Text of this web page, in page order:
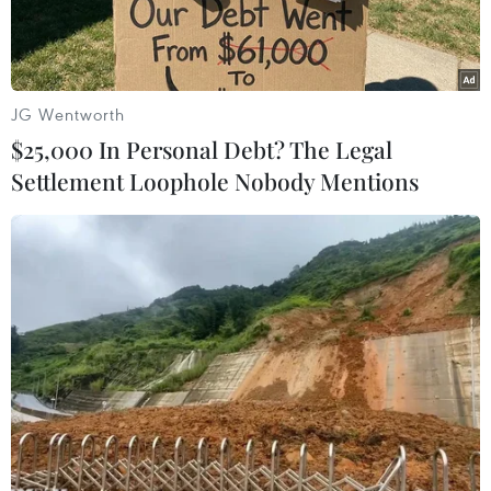
Ảnh minh họa. (Nguồn: TimeOut)
Theo nghiên cứu được công bố ngày 28/3 tại
Australia, những cồn cát ven biển ở bang Nam
Australia (SA) đang bị thu hẹp lại do nước biển
xâm lấn, với tốc độ đáng báo động.
Trong nghiên cứu này, một nhóm nhà khoa học
JG Wentworth
$25,000 In Personal Debt? The Legal
Settlement Loophole Nobody Mentions